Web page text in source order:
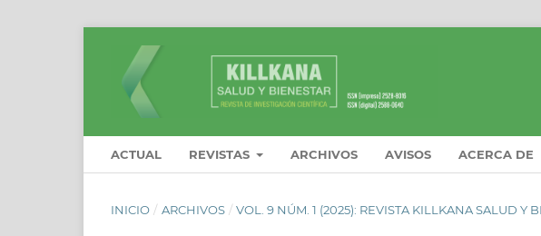
ACTUAL REVISTAS ARCHIVOS AVISOS ACERCA DE
INICIO / ARCHIVOS / VOL. 9 NÚM. 1 (2025): REVISTA KILLKANA SALUD Y